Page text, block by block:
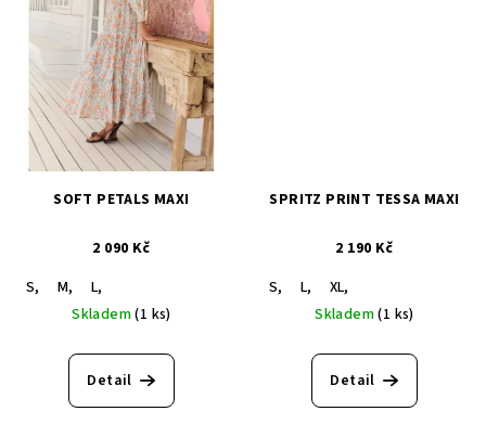
SOFT PETALS MAXI
2 090 Kč
S,
M,
L,
Skladem(1 ks)
Detail
SPRITZ PRINT TESSA MAXI
2 190 Kč
S,
L,
XL,
Skladem(1 ks)
Detail